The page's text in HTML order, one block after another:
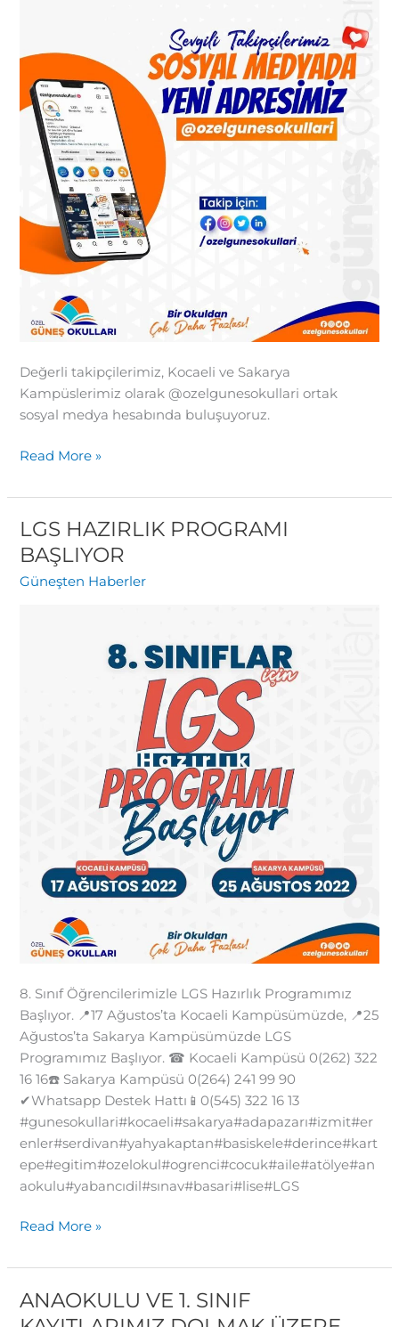
Değerli takipçilerimiz, Kocaeli ve Sakarya
Kampüslerimiz olarak @ozelgunesokullari ortak
sosyal medya hesabında buluşuyoruz.
Read More »
LGS HAZIRLIK PROGRAMI
BAŞLIYOR
Güneşten Haberler
8. Sınıf Öğrencilerimizle LGS Hazırlık Programımız
Başlıyor. 📍17 Ağustos’ta Kocaeli Kampüsümüzde, 📍25
Ağustos’ta Sakarya Kampüsümüzde LGS
Programımız Başlıyor. ☎ Kocaeli Kampüsü 0(262) 322
16 16☎️ Sakarya Kampüsü 0(264) 241 99 90
✔Whatsapp Destek Hattı📱0(545) 322 16 13
#gunesokullari#kocaeli#sakarya#adapazarı#izmit#er
enler#serdivan#yahyakaptan#basiskele#derince#kart
epe#egitim#ozelokul#ogrenci#cocuk#aile#atölye#an
aokulu#yabancıdil#sınav#basari#lise#LGS
LGS
HAZIRLIK
PROGRAMI
BAŞLIYOR
Read More »
ANAOKULU VE 1. SINIF
ANAOKULU
VE